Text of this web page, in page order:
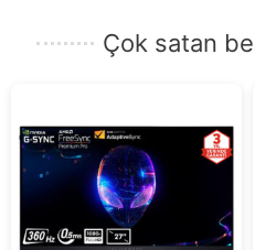
Çok satan